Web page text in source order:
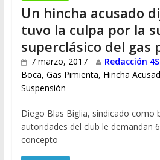
Un hincha acusado
tuvo la culpa por la
superclásico del gas
7 marzo, 2017 Redacción
Boca, Gas Pimienta, Hincha
Suspensión
Diego Blas Biglia, sindicado como
autoridades del club le demandan
concepto